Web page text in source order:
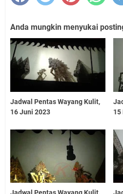
Anda mungkin menyukai
Jadwal Pentas Wayang Kulit,
16 Juni 2023
15